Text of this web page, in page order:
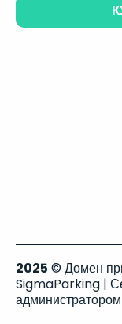
2025 © Домен
SigmaParking |